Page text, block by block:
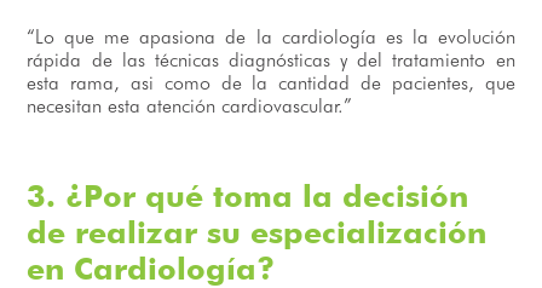
“Lo que me apasiona de la cardiología es la evolución
rápida de las técnicas diagnósticas y del tratamiento en
esta rama, asi como de la cantidad de pacientes, que
necesitan esta atención cardiovascular.”
3. ¿Por qué toma la decisión
de realizar su especialización
en Cardiología?